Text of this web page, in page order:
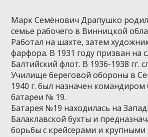
Марк Семёнович Драпушко
семье рабочего в Винницкой
Работал на шахте, затем
фарфора. В 1931 году призван на
Балтийский флот. В 1936-1938 гг.
Училище береговой обороны в
1940 г. был назначен командиром
батареи № 19.
Батарея №19 находилась на
Балаклавской бухты и
борьбы с крейсерами и крупными